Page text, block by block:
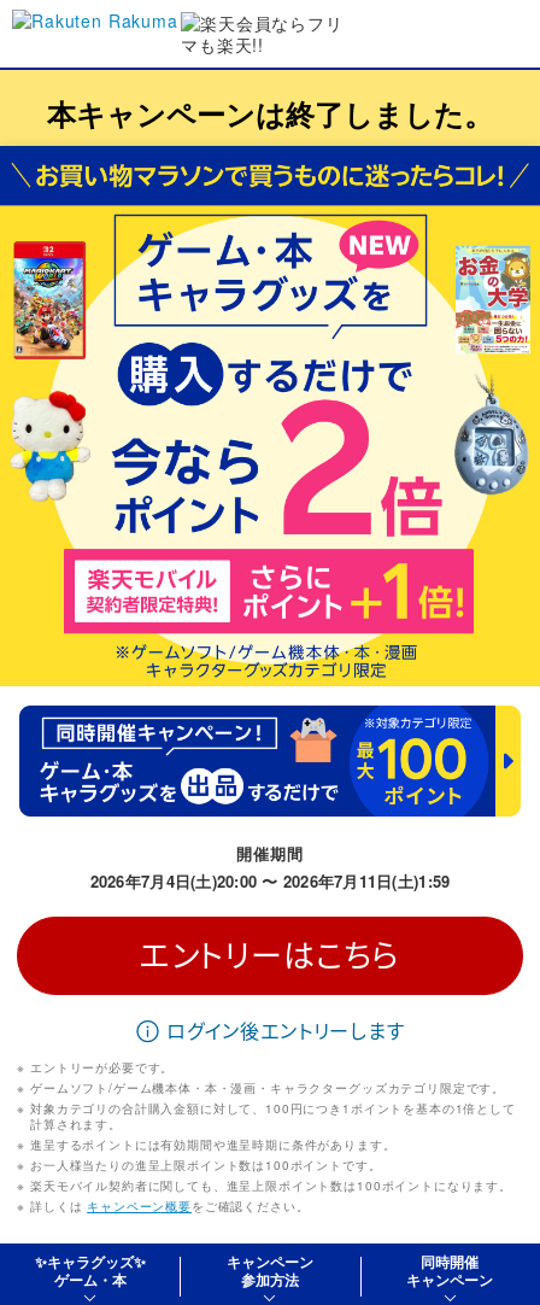
開催期間
2026年7月4日(土)20:00 〜 2026年7月11日(土)1:59
エントリーはこちら
ログイン後エントリーします
エントリーが必要です。
ゲームソフト/ゲーム機本体・本・漫画・キャラクターグッズカテゴリ限定です。
対象カテゴリの合計購入金額に対して、100円につき1ポイントを基本の1倍として
計算されます。
進呈するポイントには有効期間や進呈時期に条件があります。
お一人様当たりの進呈上限ポイント数は100ポイントです。
楽天モバイル契約者に関しても、進呈上限ポイント数は100ポイントになります。
詳しくは キャンペーン概要をご確認ください。
✨キャラグッズ✨
ゲーム・本
キャンペーン
参加方法
同時開催
キャンペーン